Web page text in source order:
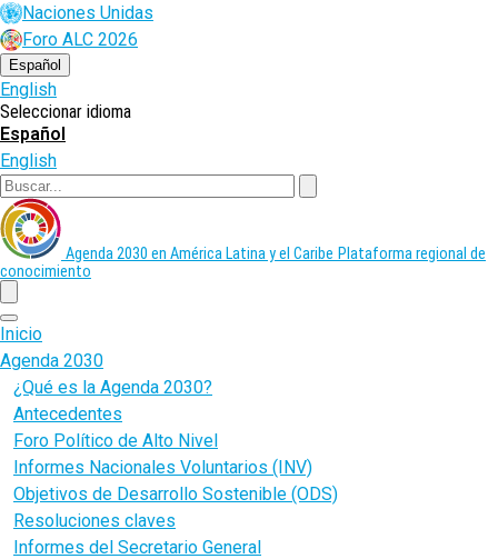
Pasar
al
contenido
principal
Naciones Unidas
Foro ALC 2026
Español
English
Seleccionar idioma
Español
English
Agenda 2030 en América Latina y el Caribe Plataforma regional de
conocimiento
menu
Inicio
Agenda 2030
¿Qué es la Agenda 2030?
Antecedentes
Foro Político de Alto Nivel
Informes Nacionales Voluntarios (INV)
Objetivos de Desarrollo Sostenible (ODS)
Resoluciones claves
Informes del Secretario General